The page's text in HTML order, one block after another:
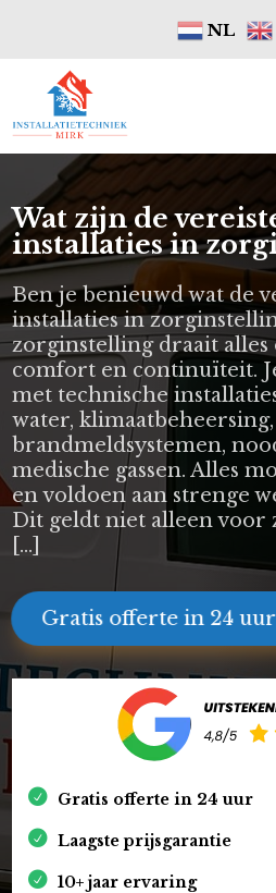
NL
Wat zijn de
installaties in
Ben je benieuwd wat de
installaties in
zorginstelling draait alles
comfort en continuïteit.
met technische
water, klimaatbeheersing,
brandmeldsystemen,
medische gassen. Alles
en voldoen aan strenge
Dit geldt niet alleen voor
[…]
Gratis offerte in 24 uur
Gratis offerte in 24 uur
Laagste prijsgarantie
10+ jaar ervaring